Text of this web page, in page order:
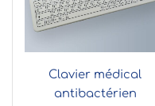
Clavier médical
antibactérien